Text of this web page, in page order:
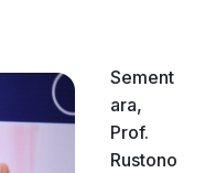
Sement
ara,
Prof.
Rustono